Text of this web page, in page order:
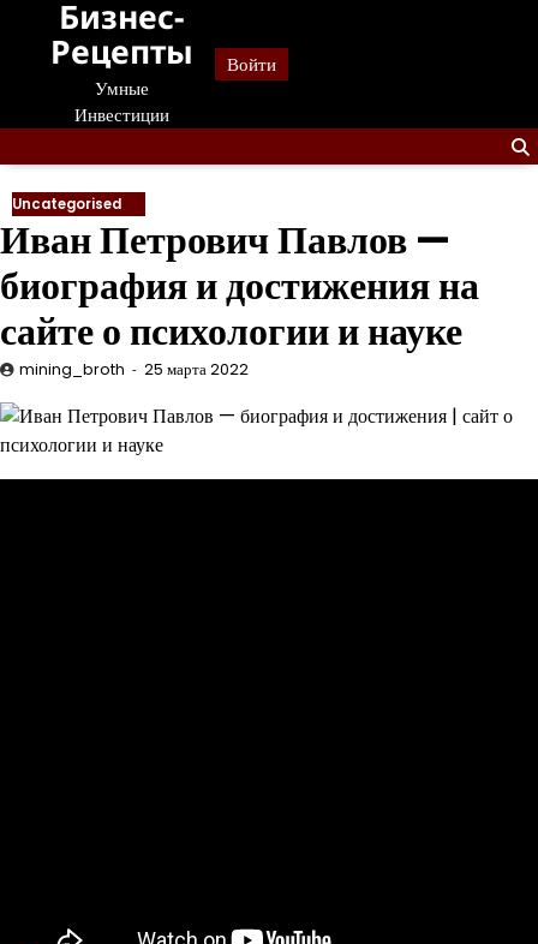
Перейти
содержанию
Бизнес-
Рецепты
Умные
Инвестиции
Войти
Uncategorised
Иван Петрович Павлов —
биография и достижения на
сайте о психологии и науке
mining_broth 25 марта 2022